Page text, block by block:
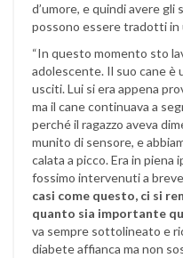
d’umore, e quindi avere
possono essere tradotti in
“In questo momento sto
adolescente. Il suo cane è
usciti. Lui si era appena
ma il cane continuava a
perché il ragazzo aveva
munito di sensore, e
calata a picco. Era in
fossimo intervenuti a
casi come questo, ci si
quanto sia importante
va sempre sottolineato e
diabete affianca ma non